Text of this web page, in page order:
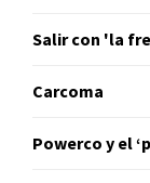
Salir con 'la
Carcoma
Powerco y el